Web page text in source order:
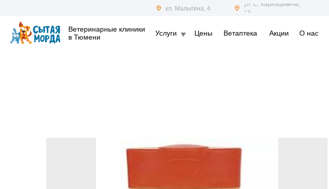
ул. С. Карнацевича,
12
ул. Малыгина, 4
Ветеринарные клиники
в Тюмени
Услуги Цены О нас
Акции
Ветаптека